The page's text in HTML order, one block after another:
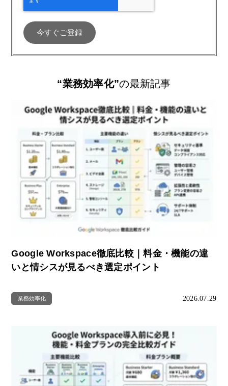
“業務効率化”の最新記事
Google Workspace徹底比較｜料金・機能の違
いと情シスが見るべき選定ポイント
業務効率化 2026.07.29